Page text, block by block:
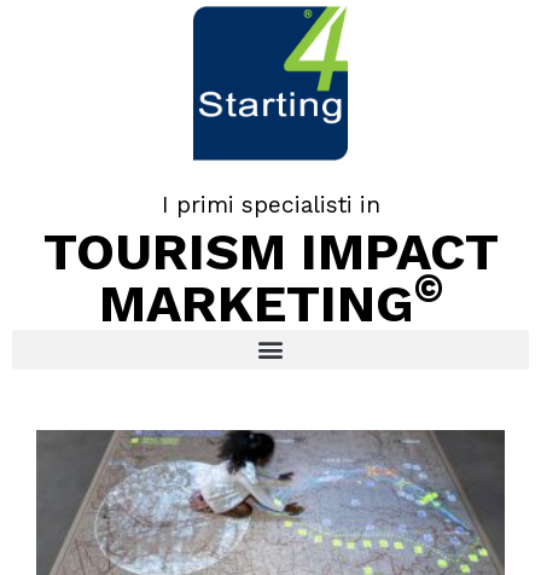
I primi specialisti in
TOURISM IMPACT
MARKETING©